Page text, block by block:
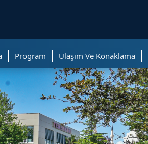
Program Ulaşım Ve Konaklama